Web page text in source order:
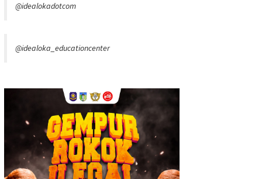
@idealokadotcom
@idealoka_educationcenter